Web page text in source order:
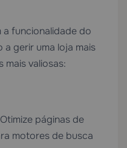
a funcionalidade do
gerir uma loja mais
mais valiosas:
Otimize páginas de
motores de busca